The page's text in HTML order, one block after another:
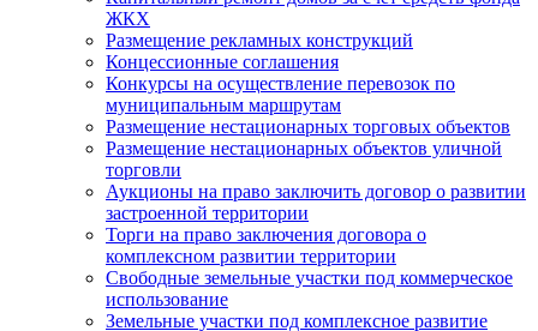
ЖКХ
Размещение рекламных конструкций
Концессионные соглашения
Конкурсы на осуществление перевозок по
муниципальным маршрутам
Размещение нестационарных торговых объектов
Размещение нестационарных объектов уличной
торговли
Аукционы на право заключить договор о развитии
застроенной территории
Торги на право заключения договора о
комплексном развитии территории
Свободные земельные участки под коммерческое
использование
Земельные участки под комплексное развитие